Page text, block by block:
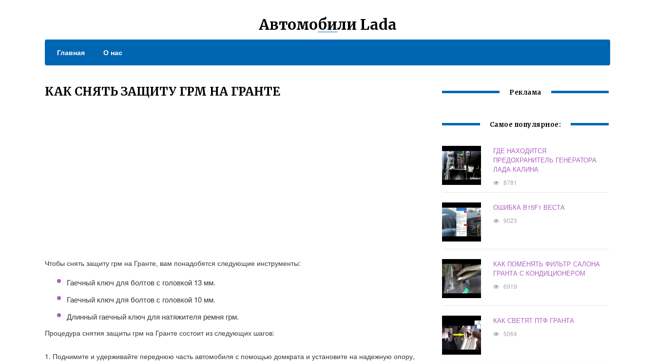
Автомобили Lada
Главная О нас
КАК СНЯТЬ ЗАЩИТУ ГРМ НА ГРАНТЕ
Чтобы снять защиту грм на Гранте, вам понадобятся следующие инструменты:
Гаечный ключ для болтов с головкой 13 мм.
Гаечный ключ для болтов с головкой 10 мм.
Длинный гаечный ключ для натяжителя ремня грм.
Процедура снятия защиты грм на Гранте состоит из следующих шагов:
Поднимите и удерживайте переднюю часть автомобиля с помощью домкрата и установите на надежную опору,
Реклама
Самое популярное:
ГДЕ НАХОДИТСЯ
ПРЕДОХРАНИТЕЛЬ ГЕНЕРАТОРА
ЛАДА КАЛИНА
8781
ОШИБКА B15F1 ВЕСТА
9023
КАК ПОМЕНЯТЬ ФИЛЬТР САЛОНА
ГРАНТА С КОНДИЦИОНЕРОМ
6919
КАК СВЕТЯТ ПТФ ГРАНТА
5064